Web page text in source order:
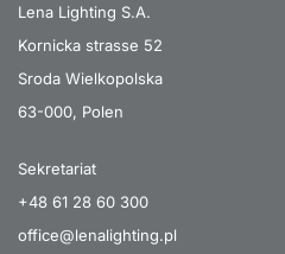
Lena Lighting S.A.
Kornicka strasse 52
Sroda Wielkopolska
63-000, Polen
Sekretariat
+48 61 28 60 300
office@lenalighting.pl